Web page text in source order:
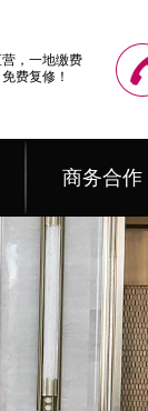
，一地缴费
费复修！
商务合作